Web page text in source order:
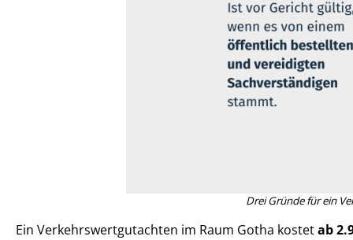
Drei Gründe für ein
Ein Ver­kehrs­wert­gut­ach­ten im Raum Gotha kostetab